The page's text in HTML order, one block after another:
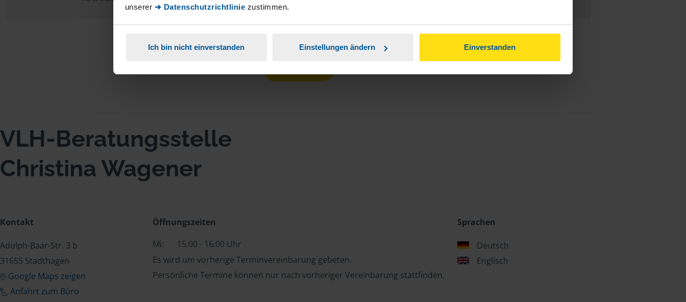
unserer ➔ Datenschutzrichtlinie zustimmen.
Ich bin nicht einverstanden Einstellungen ändern Einverstanden
VLH-Beratungsstelle
Christina Wagener
Kontakt
Adolph-Baar-Str. 3 b
31655 Stadthagen
Google Maps zeigen
Anfahrt zum Büro
Öffnungszeiten
Mi:
15:00 - 16:00 Uhr
Es wird um vorherige Terminvereinbarung gebeten.
Persönliche Termine können nur nach vorheriger Vereinbarung stattfinden.
Sprachen
Deutsch
Englisch